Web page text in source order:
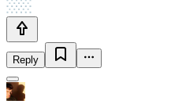
Reply